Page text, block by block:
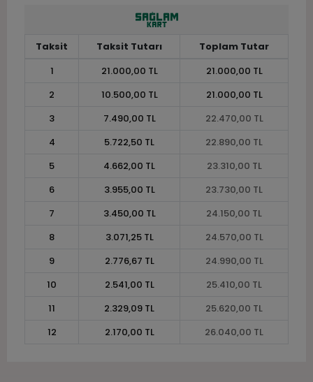
Taksit Taksit Tutarı
Toplam Tutar
1
21.000,00 TL
21.000,00 TL
2
10.500,00 TL
21.000,00 TL
3
7.490,00 TL
22.470,00 TL
4
5.722,50 TL
22.890,00 TL
5
4.662,00 TL
23.310,00 TL
6
3.955,00 TL
23.730,00 TL
7
3.450,00 TL
24.150,00 TL
8
3.071,25 TL
24.570,00 TL
9
2.776,67 TL
24.990,00 TL
10
2.541,00 TL
25.410,00 TL
11
2.329,09 TL
25.620,00 TL
12
2.170,00 TL 26.040,00 TL